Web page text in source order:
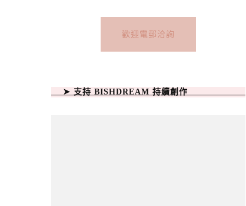
歡迎電郵洽詢
➤ 支持 BISHDREAM 持續創作